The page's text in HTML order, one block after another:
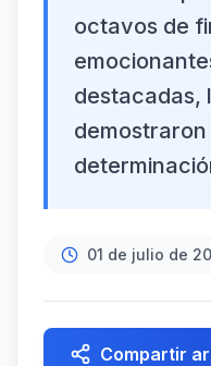
octavos de
destacadas,
01 de julio de
Compartir